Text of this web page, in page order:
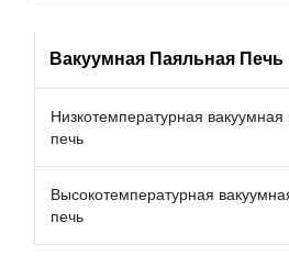
Вакуумная Паяльная Печь
Низкотемпературная вакуумная
печь
Высокотемпературная
печь